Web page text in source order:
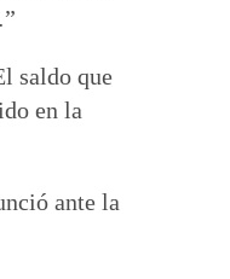
saldo que
en la
ante la